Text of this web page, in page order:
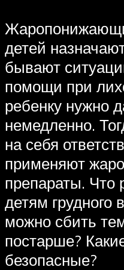
детей
бывают
помощи при
ребенку нужно
немедленно.
на себя
применяют
препараты. Что
детям грудного
можно сбить
постарше?
безопасные?